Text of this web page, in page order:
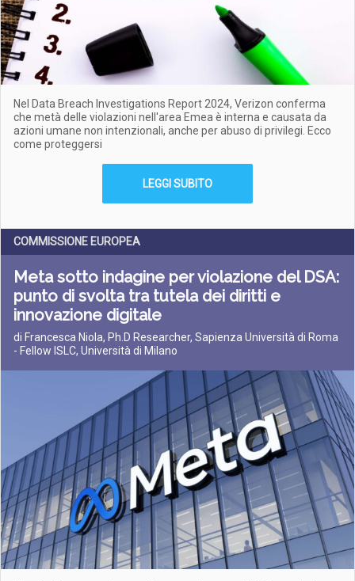
Nel Data Breach Investigations Report 2024, Verizon conferma
che metà delle violazioni nell'area Emea è interna e causata da
azioni umane non intenzionali, anche per abuso di privilegi. Ecco
come proteggersi
LEGGI SUBITO
COMMISSIONE EUROPEA
Meta sotto indagine per violazione del DSA:
punto di svolta tra tutela dei diritti e
innovazione digitale
di Francesca Niola, Ph.D Researcher, Sapienza Università di Roma
- Fellow ISLC, Università di Milano